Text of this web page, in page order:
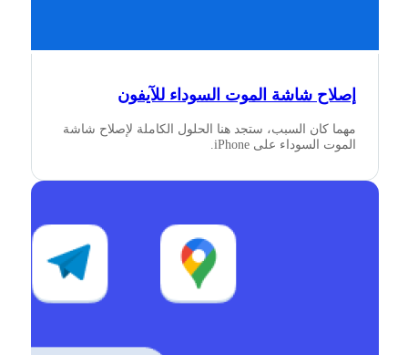
إصلاح شاشة الموت السوداء للآيفون
مهما كان السبب، ستجد هنا الحلول الكاملة لإصلاح شاشة
الموت السوداء على iPhone.